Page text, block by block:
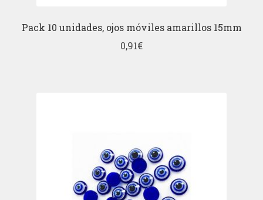
Pack 10 unidades, ojos móviles amarillos 15mm
0,91€